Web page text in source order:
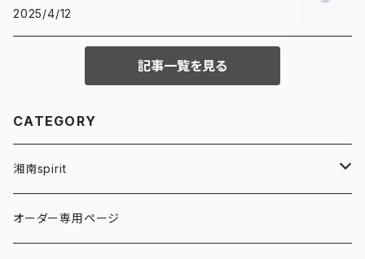
2025/4/12
記事一覧を見る
CATEGORY
湘南spirit
ポストカード
オーダー専用ページ